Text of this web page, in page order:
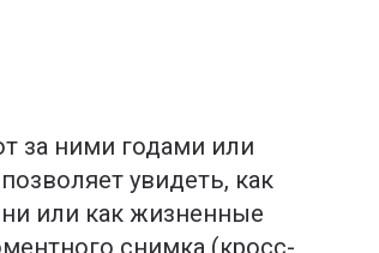
за ними годами или
увидеть, как
или как жизненные
снимка (кросс-